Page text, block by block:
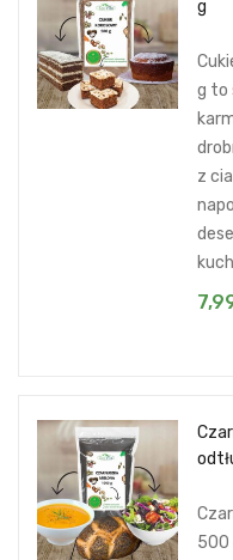
g
g to
z
500